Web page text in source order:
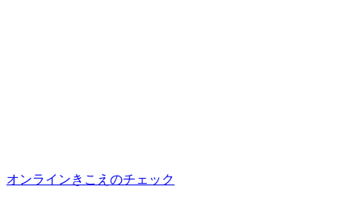
オンラインきこえのチェック